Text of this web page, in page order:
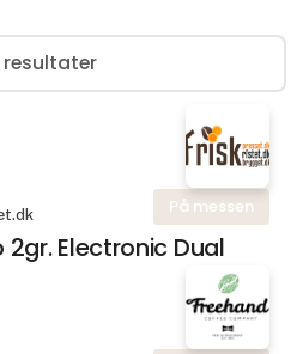
resultater
På messen
Electronic Dual